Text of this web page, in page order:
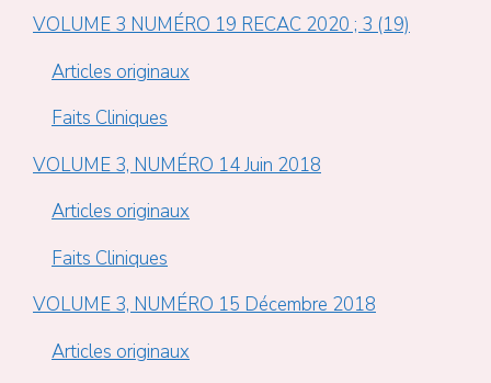
VOLUME 3 NUMÉRO 19 RECAC 2020 ; 3 (19)
Articles originaux
Faits Cliniques
VOLUME 3, NUMÉRO 14 Juin 2018
Articles originaux
Faits Cliniques
VOLUME 3, NUMÉRO 15 Décembre 2018
Articles originaux